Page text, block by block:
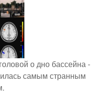
о дно бассейна -
самым странным